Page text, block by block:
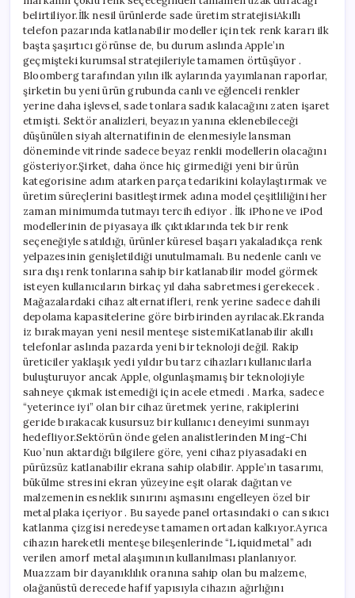
belirtiliyor.İlk nesil ürünlerde sade üretim stratejisiAkıllı
telefon pazarında katlanabilir modeller için tek renk kararı ilk
başta şaşırtıcı görünse de, bu durum aslında Apple’ın
geçmişteki kurumsal stratejileriyle tamamen örtüşüyor .
Bloomberg tarafından yılın ilk aylarında yayımlanan raporlar,
şirketin bu yeni ürün grubunda canlı ve eğlenceli renkler
yerine daha işlevsel, sade tonlara sadık kalacağını zaten işaret
etmişti. Sektör analizleri, beyazın yanına eklenebileceği
düşünülen siyah alternatifinin de elenmesiyle lansman
döneminde vitrinde sadece beyaz renkli modellerin olacağını
gösteriyor.Şirket, daha önce hiç girmediği yeni bir ürün
kategorisine adım atarken parça tedarikini kolaylaştırmak ve
üretim süreçlerini basitleştirmek adına model çeşitliliğini her
zaman minimumda tutmayı tercih ediyor . İlk iPhone ve iPod
modellerinin de piyasaya ilk çıktıklarında tek bir renk
seçeneğiyle satıldığı, ürünler küresel başarı yakaladıkça renk
yelpazesinin genişletildiği unutulmamalı. Bu nedenle canlı ve
sıra dışı renk tonlarına sahip bir katlanabilir model görmek
isteyen kullanıcıların birkaç yıl daha sabretmesi gerekecek .
Mağazalardaki cihaz alternatifleri, renk yerine sadece dahili
depolama kapasitelerine göre birbirinden ayrılacak.Ekranda
iz bırakmayan yeni nesil menteşe sistemiKatlanabilir akıllı
telefonlar aslında pazarda yeni bir teknoloji değil. Rakip
üreticiler yaklaşık yedi yıldır bu tarz cihazları kullanıcılarla
buluşturuyor ancak Apple, olgunlaşmamış bir teknolojiyle
sahneye çıkmak istemediği için acele etmedi . Marka, sadece
“yeterince iyi” olan bir cihaz üretmek yerine, rakiplerini
geride bırakacak kusursuz bir kullanıcı deneyimi sunmayı
hedefliyor.Sektörün önde gelen analistlerinden Ming-Chi
Kuo’nun aktardığı bilgilere göre, yeni cihaz piyasadaki en
pürüzsüz katlanabilir ekrana sahip olabilir. Apple’ın tasarımı,
bükülme stresini ekran yüzeyine eşit olarak dağıtan ve
malzemenin esneklik sınırını aşmasını engelleyen özel bir
metal plaka içeriyor . Bu sayede panel ortasındaki o can sıkıcı
katlanma çizgisi neredeyse tamamen ortadan kalkıyor.Ayrıca
cihazın hareketli menteşe bileşenlerinde “Liquidmetal” adı
verilen amorf metal alaşımının kullanılması planlanıyor.
Muazzam bir dayanıklılık oranına sahip olan bu malzeme,
olağanüstü derecede hafif yapısıyla cihazın ağırlığını